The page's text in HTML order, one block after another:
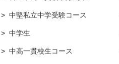
中堅私立中学受験コース
中学生
中高一貫校生コース